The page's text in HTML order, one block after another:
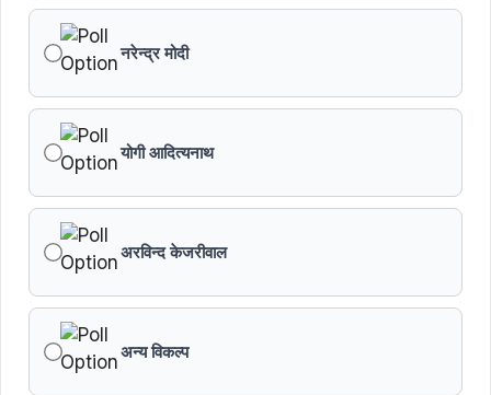
नरेन्द्र मोदी
योगी आदित्यनाथ
अरविन्द केजरीवाल
अन्य विकल्प